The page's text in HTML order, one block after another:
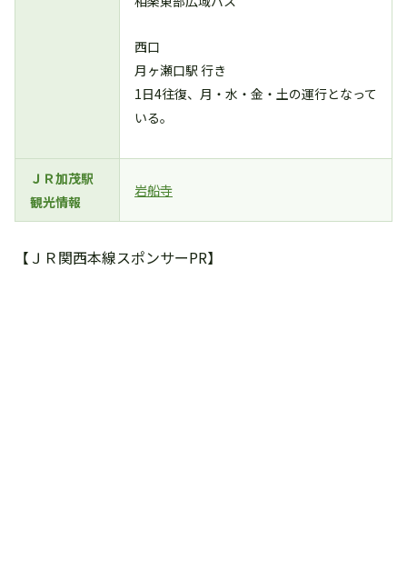
西口
月ヶ瀬口駅 行き
1日4往復、月・水・金・土の運行となって
いる。
ＪＲ加茂駅
観光情報
岩船寺
【ＪＲ関西本線スポンサーPR】